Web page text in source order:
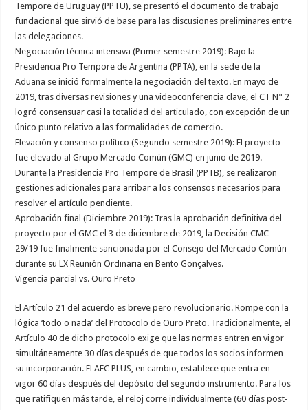
Tempore de Uruguay (PPTU), se presentó el documento de trabajo
fundacional que sirvió de base para las discusiones preliminares entre
las delegaciones.
Negociación técnica intensiva (Primer semestre 2019): Bajo la
Presidencia Pro Tempore de Argentina (PPTA), en la sede de la
Aduana se inició formalmente la negociación del texto. En mayo de
2019, tras diversas revisiones y una videoconferencia clave, el CT N° 2
logró consensuar casi la totalidad del articulado, con excepción de un
único punto relativo a las formalidades de comercio.
Elevación y consenso político (Segundo semestre 2019): El proyecto
fue elevado al Grupo Mercado Común (GMC) en junio de 2019.
Durante la Presidencia Pro Tempore de Brasil (PPTB), se realizaron
gestiones adicionales para arribar a los consensos necesarios para
resolver el artículo pendiente.
Aprobación final (Diciembre 2019): Tras la aprobación definitiva del
proyecto por el GMC el 3 de diciembre de 2019, la Decisión CMC
29/19 fue finalmente sancionada por el Consejo del Mercado Común
durante su LX Reunión Ordinaria en Bento Gonçalves.
Vigencia parcial vs. Ouro Preto
El Artículo 21 del acuerdo es breve pero revolucionario. Rompe con la
lógica ‘todo o nada’ del Protocolo de Ouro Preto. Tradicionalmente, el
Artículo 40 de dicho protocolo exige que las normas entren en vigor
simultáneamente 30 días después de que todos los socios informen
su incorporación. El AFC PLUS, en cambio, establece que entra en
vigor 60 días después del depósito del segundo instrumento. Para los
que ratifiquen más tarde, el reloj corre individualmente (60 días post-